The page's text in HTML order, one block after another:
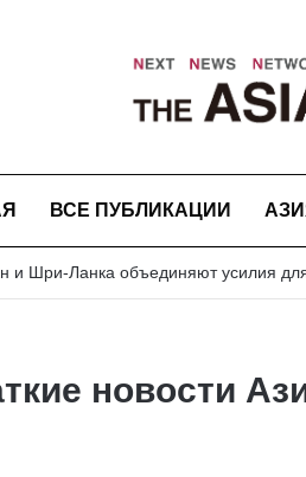
ВСЕ ПУБЛИКАЦИИ
новости